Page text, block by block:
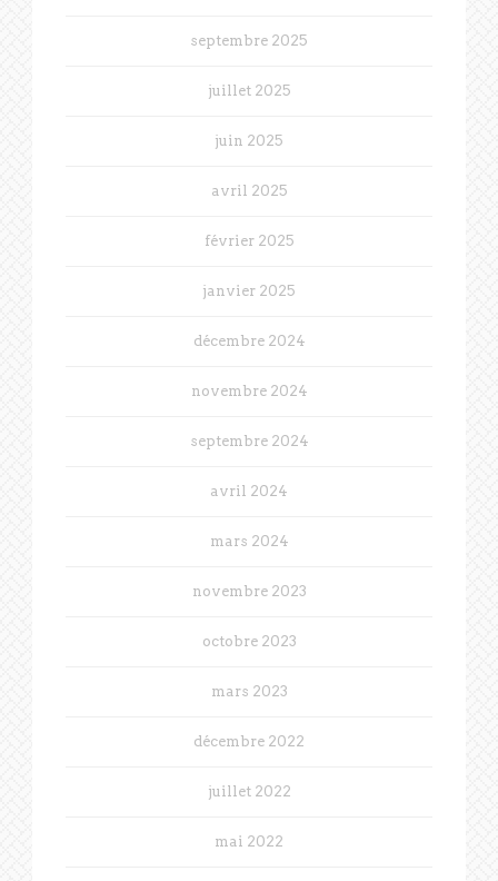
septembre 2025
juillet 2025
juin 2025
avril 2025
février 2025
janvier 2025
décembre 2024
novembre 2024
septembre 2024
avril 2024
mars 2024
novembre 2023
octobre 2023
mars 2023
décembre 2022
juillet 2022
mai 2022